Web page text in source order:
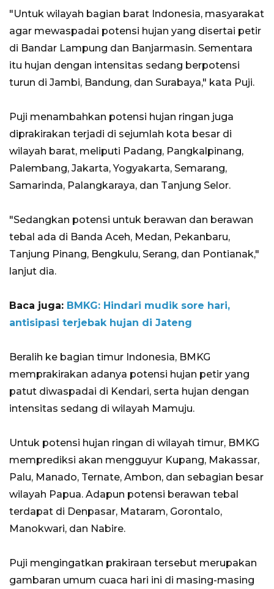
"Untuk wilayah bagian barat Indonesia, masyarakat
agar mewaspadai potensi hujan yang disertai petir
di Bandar Lampung dan Banjarmasin. Sementara
itu hujan dengan intensitas sedang berpotensi
turun di Jambi, Bandung, dan Surabaya," kata Puji.
Puji menambahkan potensi hujan ringan juga
diprakirakan terjadi di sejumlah kota besar di
wilayah barat, meliputi Padang, Pangkalpinang,
Palembang, Jakarta, Yogyakarta, Semarang,
Samarinda, Palangkaraya, dan Tanjung Selor.
"Sedangkan potensi untuk berawan dan berawan
tebal ada di Banda Aceh, Medan, Pekanbaru,
Tanjung Pinang, Bengkulu, Serang, dan Pontianak,"
lanjut dia.
Baca juga: BMKG: Hindari mudik sore hari,
antisipasi terjebak hujan di Jateng
Beralih ke bagian timur Indonesia, BMKG
memprakirakan adanya potensi hujan petir yang
patut diwaspadai di Kendari, serta hujan dengan
intensitas sedang di wilayah Mamuju.
Untuk potensi hujan ringan di wilayah timur, BMKG
memprediksi akan mengguyur Kupang, Makassar,
Palu, Manado, Ternate, Ambon, dan sebagian besar
wilayah Papua. Adapun potensi berawan tebal
terdapat di Denpasar, Mataram, Gorontalo,
Manokwari, dan Nabire.
Puji mengingatkan prakiraan tersebut merupakan
gambaran umum cuaca hari ini di masing-masing